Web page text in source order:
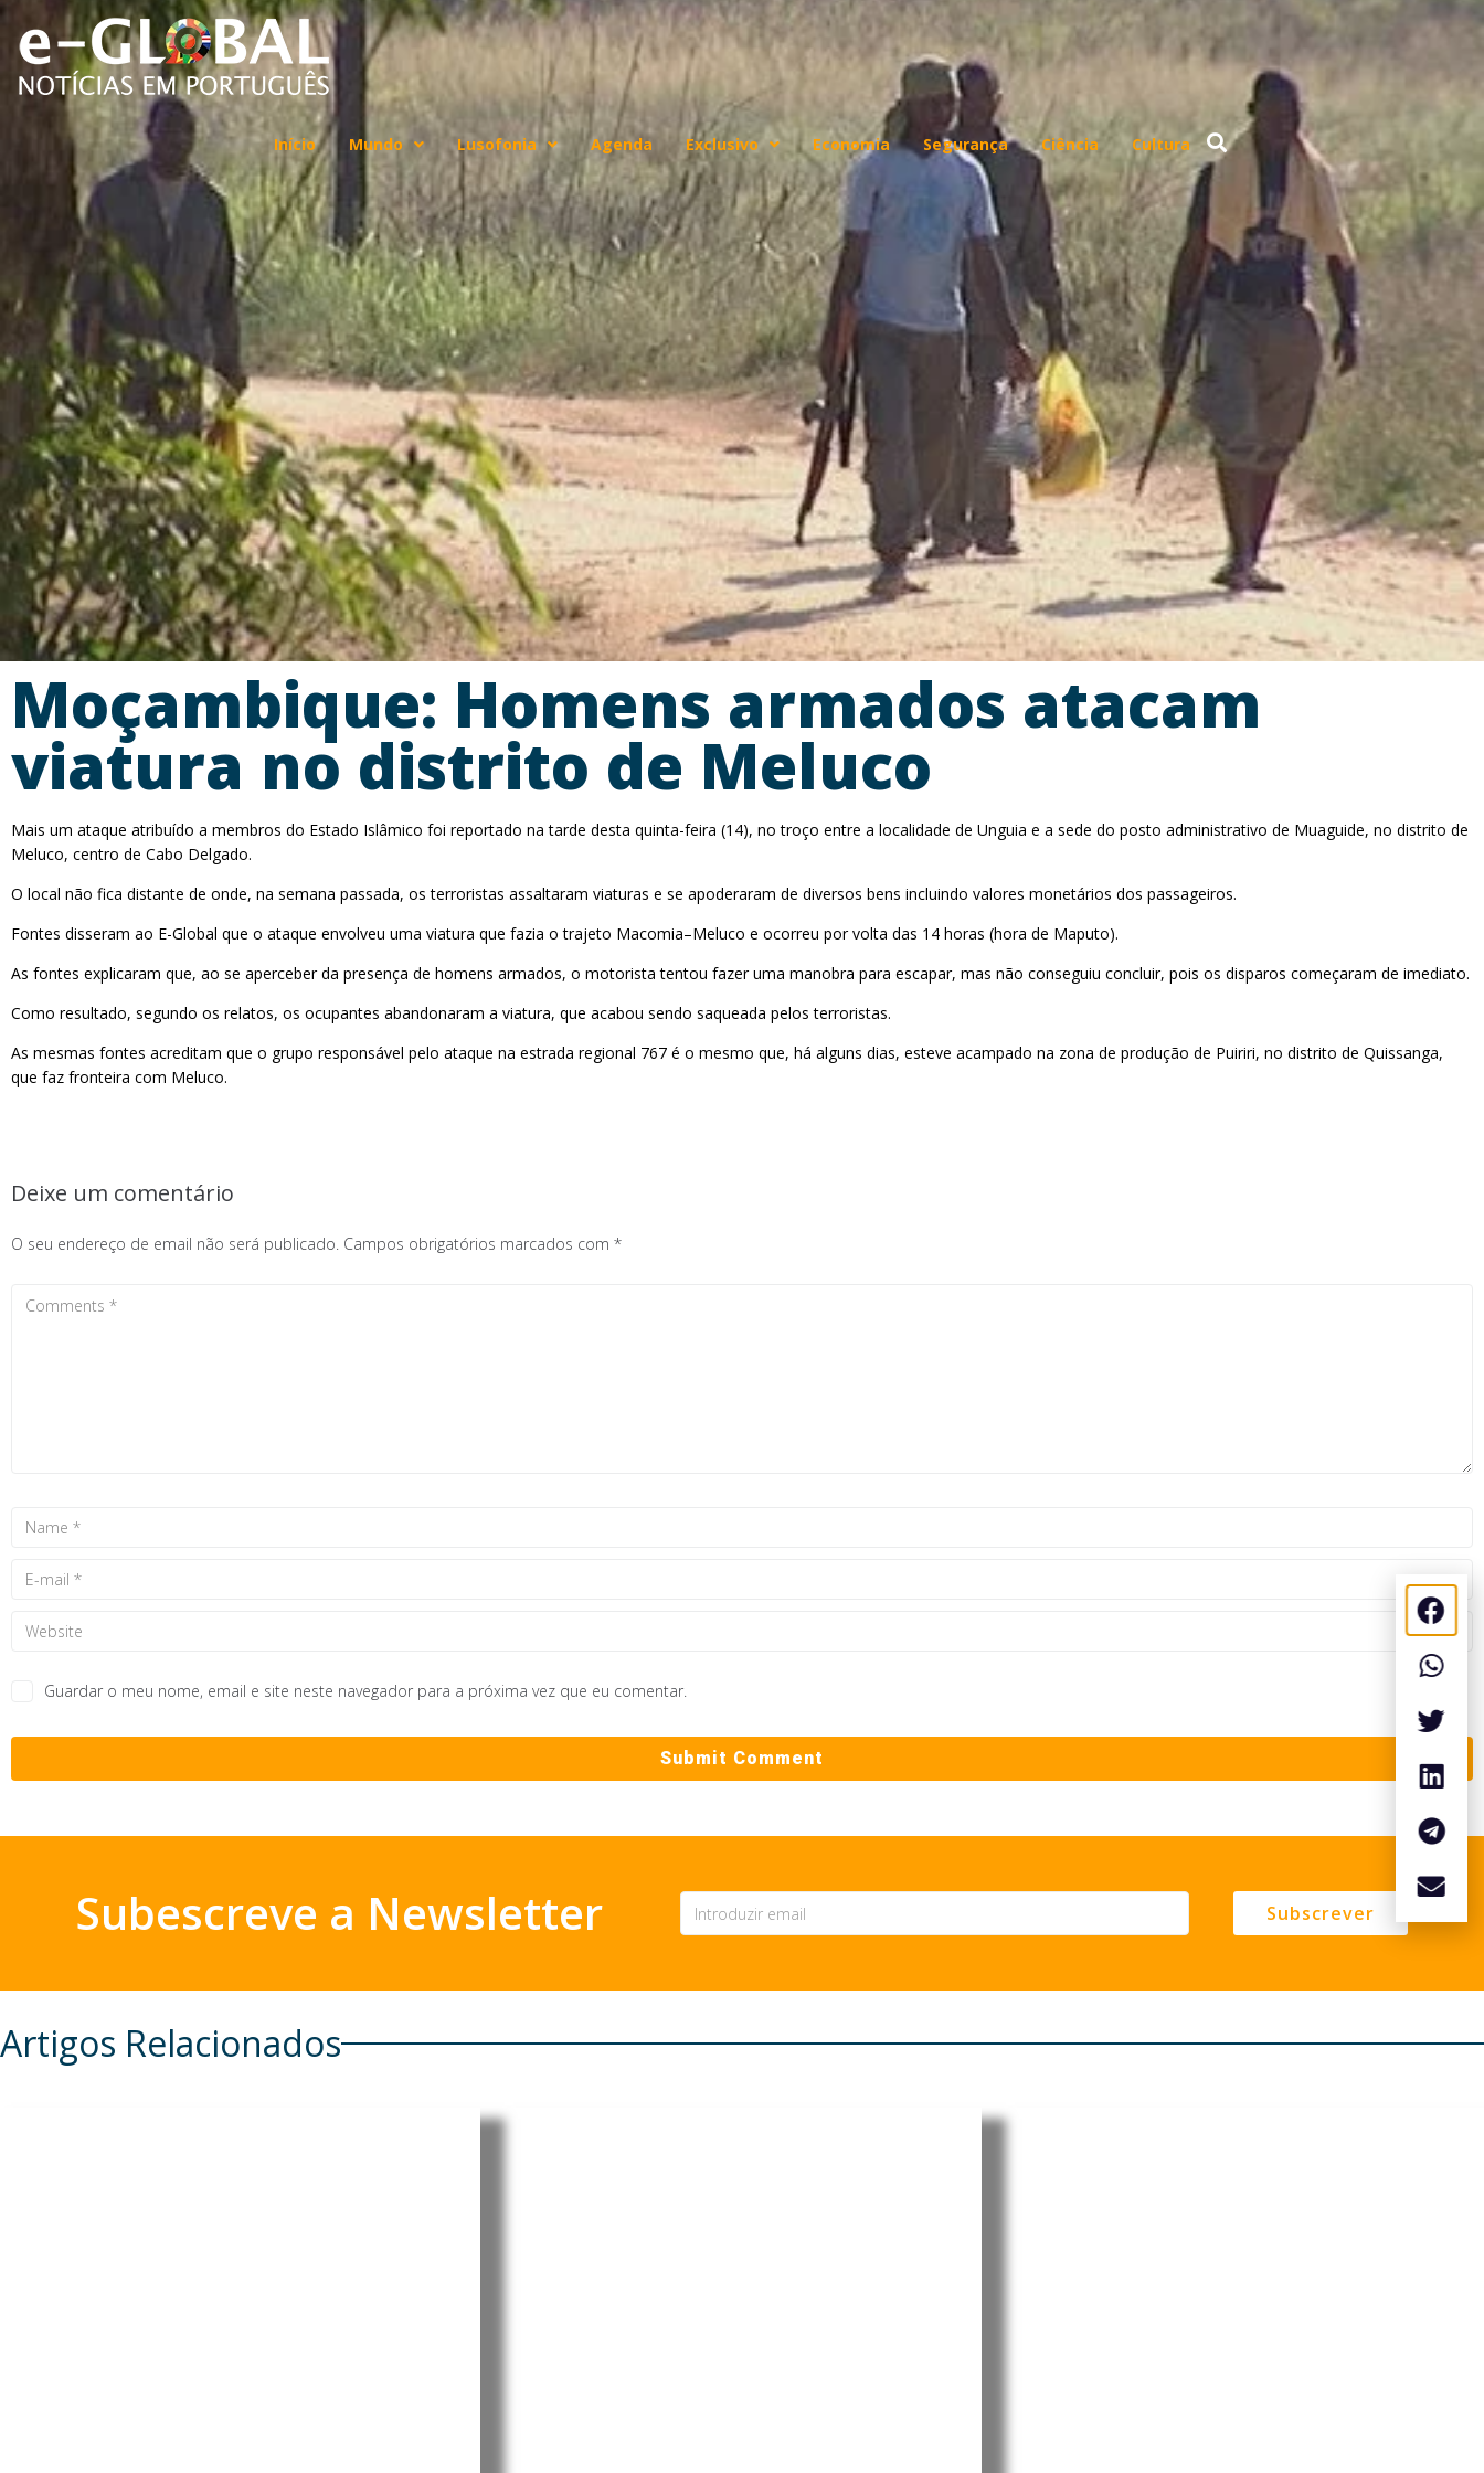
Início Mundo Lusofonia Agenda Exclusivo Economia Segurança Ciência Cultura
Moçambique: Homens armados atacam
viatura no distrito de Meluco
Mais um ataque atribuído a membros do Estado Islâmico foi reportado na tarde desta quinta-feira (14), no troço entre a localidade de Unguia e a sede do posto administrativo de Muaguide, no distrito de
Meluco, centro de Cabo Delgado.
O local não fica distante de onde, na semana passada, os terroristas assaltaram viaturas e se apoderaram de diversos bens incluindo valores monetários dos passageiros.
Fontes disseram ao E-Global que o ataque envolveu uma viatura que fazia o trajeto Macomia–Meluco e ocorreu por volta das 14 horas (hora de Maputo).
As fontes explicaram que, ao se aperceber da presença de homens armados, o motorista tentou fazer uma manobra para escapar, mas não conseguiu concluir, pois os disparos começaram de imediato.
Como resultado, segundo os relatos, os ocupantes abandonaram a viatura, que acabou sendo saqueada pelos terroristas.
As mesmas fontes acreditam que o grupo responsável pelo ataque na estrada regional 767 é o mesmo que, há alguns dias, esteve acampado na zona de produção de Puiriri, no distrito de Quissanga,
que faz fronteira com Meluco.
Deixe um comentário
O seu endereço de email não será publicado. Campos obrigatórios marcados com *
Guardar o meu nome, email e site neste navegador para a próxima vez que eu comentar.
Subescreve a Newsletter Subscrever
Artigos Relacionados